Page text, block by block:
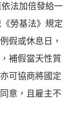
法加倍發給一
勞基法》規定
假或休息日，
補假當天性質
可協商將國定
意，且雇主不